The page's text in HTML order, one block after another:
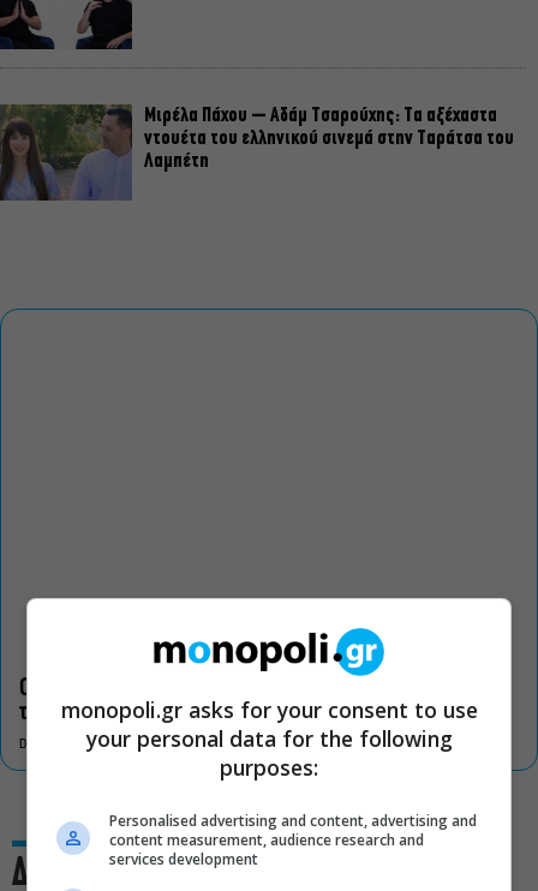
Μιρέλα Πάχου – Αδάμ Τσαρούχης: Τα αξέχαστα
ντουέτα του ελληνικού σινεμά στην Ταράτσα του
Λαμπέτη
Οι «Τρωάδες» στην Επίδαυρο αλλάζουν την αντίληψη για
τον πολιτισμό
DON'T MISS
Δες και αυτό
monopoli.gr asks for your consent to use
your personal data for the following
purposes:
Personalised advertising and content, advertising and
content measurement, audience research and
services development